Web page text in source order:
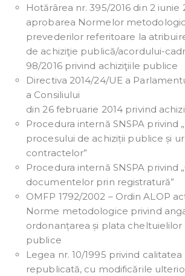
Hotărârea nr. 395/2016 din 2 iunie
aprobarea Normelor
prevederilor referitoare la
de achiziţie publică/acordului-
98/2016 privind achiziţiile publice
Directiva 2014/24/UE a
a Consiliului
din 26 februarie 2014 privind
Procedura internă SNSPA privind
procesului de achiziții publice și
contractelor”
Procedura internă SNSPA privind
documentelor prin registratură”
OMFP 1792/2002 – Ordin ALOP
Norme metodologice privind
ordonanțarea și plata
publice
Legea nr. 10/1995 privind
republicată, cu modificările